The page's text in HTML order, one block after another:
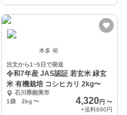
本多 裕
注文から1~5日で発送
令和7年産 JAS認証 若玄米 緑玄
米 有機栽培 コシヒカリ 2kg〜
石川県能美市
1袋 2kg 〜 4,320円 〜
+送料690円